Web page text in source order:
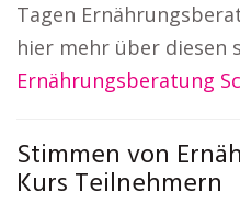
Tagen
hier mehr über diesen
Ernährungsberatung
Stimmen von
Kurs Teilnehmern